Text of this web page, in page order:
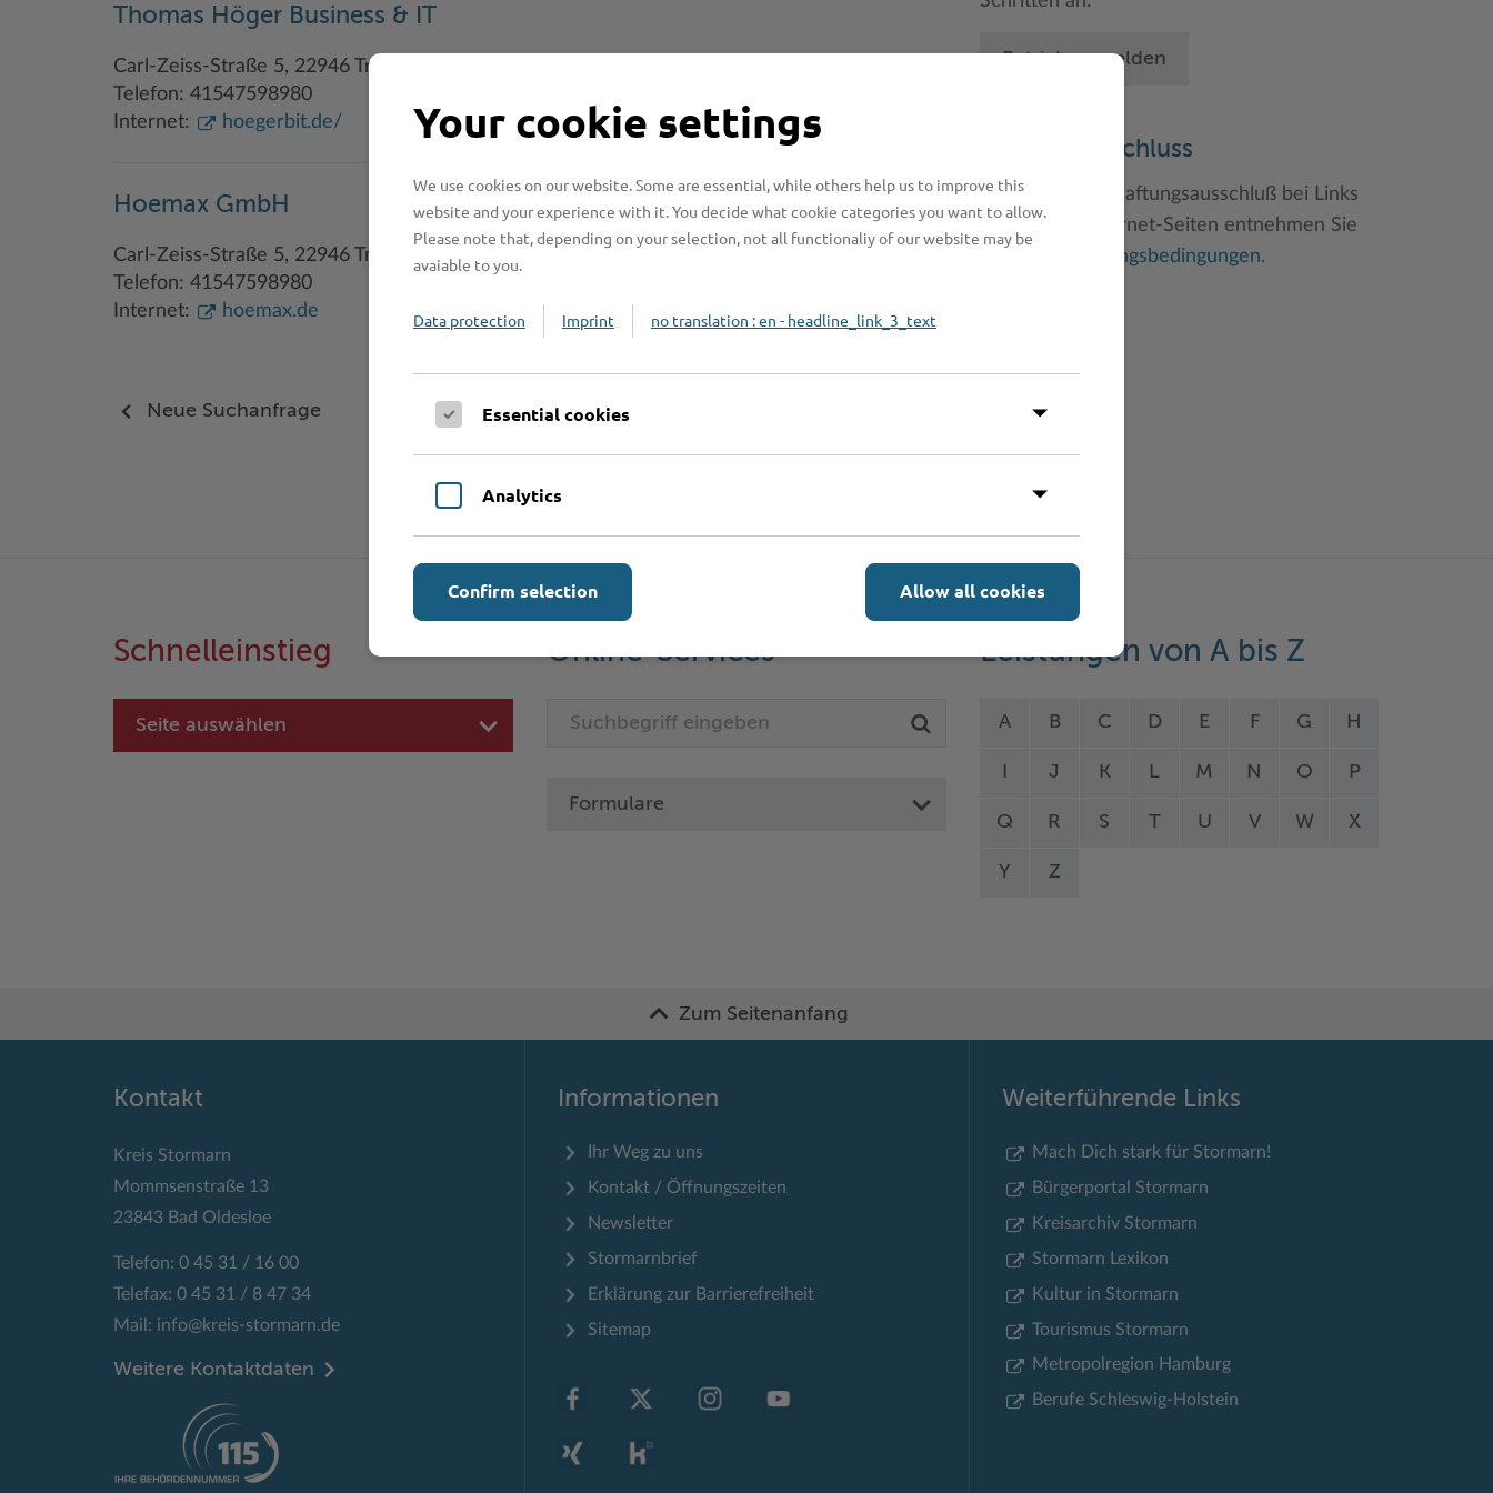
Thomas Höger Business & IT
Carl-Zeiss-Straße 5, 22946 Trittau
Telefon: 41547598980
Internet:
hoegerbit.de/
Hoemax GmbH
Carl-Zeiss-Straße 5, 22946 Trittau
Telefon: 41547598980
Internet:
hoemax.de
Neue Suchanfrage
Betrieb anmelden
Haftungsauschluss
Hinweise zum Haftungsausschluß bei Links
zu anderen Internet-Seiten entnehmen Sie
Nutzungsbedingungen.
Schnelleinstieg
Seite auswählen
Online-Services
Formulare
Leistungen von A bis Z
A B C D E F G H
J K L M N O P
Q R S T U V W X
Y Z
Zum Seitenanfang
Kontakt
Kreis Stormarn
Mommsenstraße 13
23843 Bad Oldesloe
Telefon: 0 45 31 / 16 00
Telefax: 0 45 31 / 8 47 34
Mail: info@kreis-stormarn.de
Weitere Kontaktdaten
Informationen
Ihr Weg zu uns
Kontakt / Öffnungszeiten
Newsletter
Stormarnbrief
Erklärung zur Barrierefreiheit
Sitemap
Weiterführende Links
Mach Dich stark für Stormarn!
Bürgerportal Stormarn
Kreisarchiv Stormarn
Stormarn Lexikon
Kultur in Stormarn
Tourismus Stormarn
Metropolregion Hamburg
Berufe Schleswig-Holstein
Your cookie settings
We use cookies on our website. Some are essential, while others help us to improve this
website and your experience with it. You decide what cookie categories you want to allow.
Please note that, depending on your selection, not all functionaliy of our website may be
avaiable to you.
Data protection Imprint no translation : en - headline_link_3_text
Essential cookies
Analytics
Allow all cookies
Confirm selection